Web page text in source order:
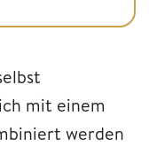
mit einem
werden